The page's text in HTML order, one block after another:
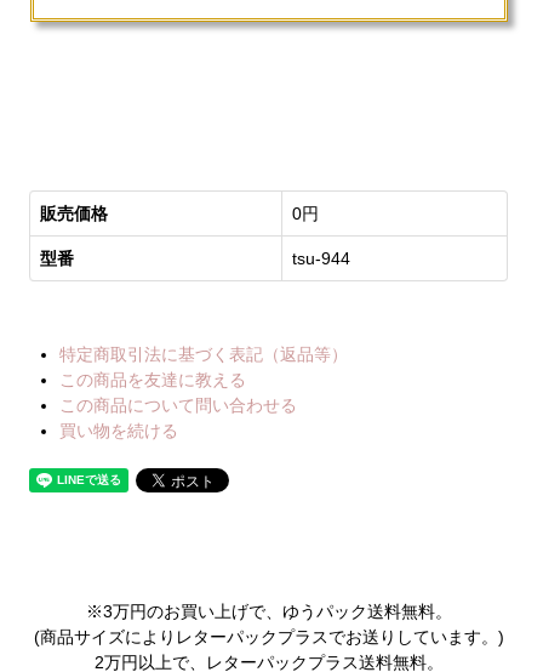
販売価格 0円
型番 tsu-944
特定商取引法に基づく表記（返品等）
この商品を友達に教える
この商品について問い合わせる
買い物を続ける
※3万円のお買い上げで、ゆうパック送料無料。
(商品サイズによりレターパックプラスでお送りしています。)
2万円以上で、レターパックプラス送料無料。